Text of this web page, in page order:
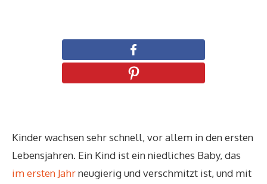
Kinder wachsen sehr schnell, vor allem in den ersten
Lebensjahren. Ein Kind ist ein niedliches Baby, das
im ersten Jahrneugierig und verschmitzt ist, und mit